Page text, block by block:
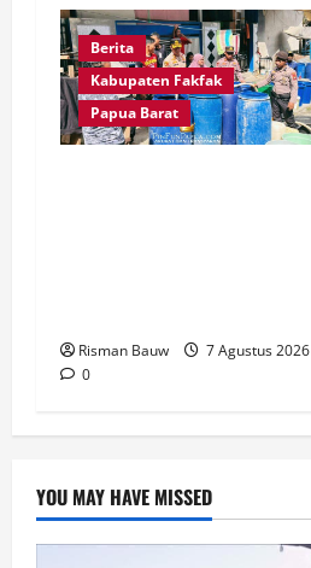
Berita
Kabupaten Fakfak
Papua Barat
Risman Bauw
7 Agustus 2026
0
YOU MAY HAVE MISSED